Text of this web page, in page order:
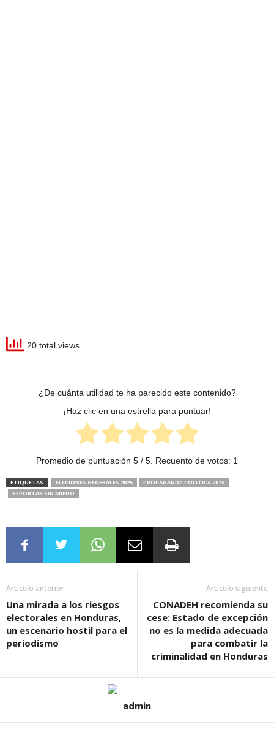
20 total views
¿De cuánta utilidad te ha parecido este contenido?
¡Haz clic en una estrella para puntuar!
Promedio de puntuación 5 / 5. Recuento de votos: 1
ETIQUETAS ELECIONES GENERALES 2025
PROPAGANDA POLITICA 2025
REPORTAR SIN MIEDO
Artículo anterior
Una mirada a los riesgos
electorales en Honduras,
un escenario hostil para el
periodismo
Artículo siguiente
CONADEH recomienda su
cese: Estado de excepción
no es la medida adecuada
para combatir la
criminalidad en Honduras
admin